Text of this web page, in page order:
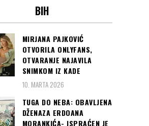
BIH
MIRJANA PAJKOVIĆ
OTVORILA ONLYFANS,
OTVARANJE NAJAVILA
SNIMKOM IZ KADE
10. MARTA 2026
TUGA DO NEBA: OBAVLJENA
DŽENAZA ERDOANA
MORANKIĆA- ISPRAĆEN JE